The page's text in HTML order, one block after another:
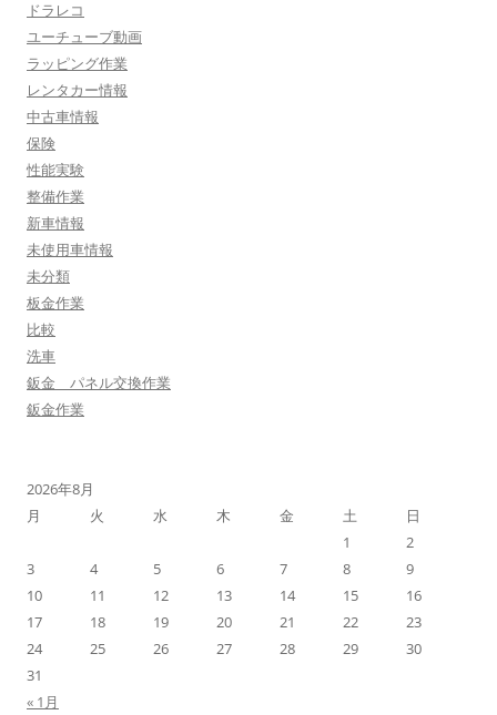
ドラレコ
ユーチューブ動画
ラッピング作業
レンタカー情報
中古車情報
保険
性能実験
整備作業
新車情報
未使用車情報
未分類
板金作業
比較
洗車
鈑金 パネル交換作業
鈑金作業
2026年8月
月
火 水 木 金 土
日
1
2
3
4 5 6 7 8
9
10
11 12 13 14 15
16
17
18 19 20 21 22
23
24
25 26 27 28 29
30
31
« 1月